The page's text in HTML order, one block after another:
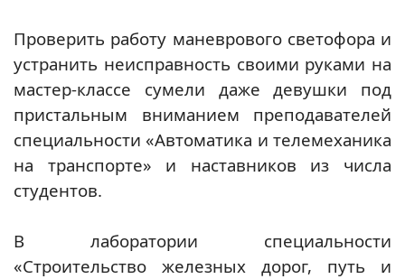
Проверить работу маневрового светофора и
устранить неисправность своими руками на
мастер-классе сумели даже девушки под
пристальным вниманием преподавателей
специальности «Автоматика и телемеханика
на транспорте» и наставников из числа
студентов.
В лаборатории специальности
«Строительство железных дорог, путь и